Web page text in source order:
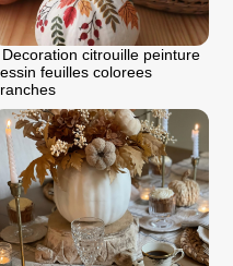
Decoration citrouille peinture
feuilles colorees